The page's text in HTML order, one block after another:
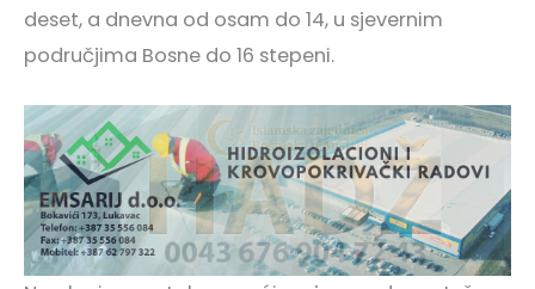
deset, a dnevna od osam do 14, u sjevernim
područjima Bosne do 16 stepeni.